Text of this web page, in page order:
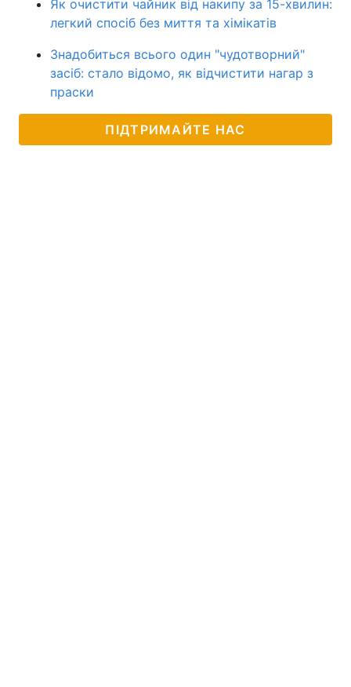
Як очистити чайник від накипу за 15-хвилин:
легкий спосіб без миття та хімікатів
Знадобиться всього один "чудотворний"
засіб: стало відомо, як відчистити нагар з
праски
ПІДТРИМАЙТЕ НАС